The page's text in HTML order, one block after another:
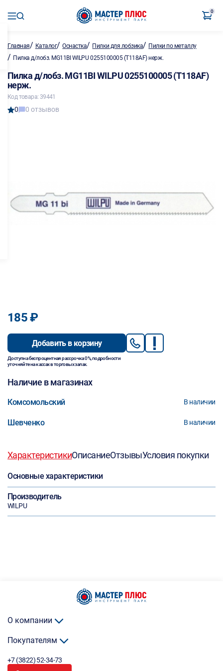
0
Главная/ Каталог/Оснастка/ Пилки для лобзика/ Пилки по металлу
/ Пилка д/лобз. MG11BI WILPU 0255100005 (T118AF) нерж.
Пилка д/лобз. MG11BI WILPU 0255100005 (T118AF)
нерж.
Код товара: 39441
0 0 отзывов
185 ₽
Добавить в корзину
Доступна беспроцентная рассрочка 0%, подробности
уточняйте на кассах в торговых залах.
Наличие в магазинах
Комсомольский В наличии
Шевченко В наличии
ХарактеристикиОписаниеОтзывыУсловия покупки
Основные характеристики
Производитель
WILPU
О компании
Покупателям
+7 (3822) 52-34-73